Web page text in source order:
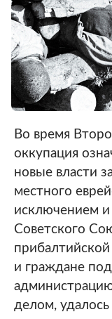
Во время
оккупация
новые власти
местного
исключением и
Советского
и граждане
делом,